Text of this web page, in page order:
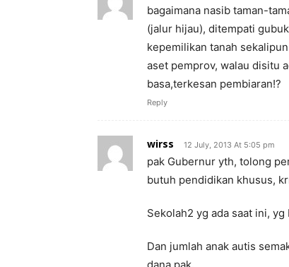
bagaimana nasib taman-
(jalur hijau), ditempati
kepemilikan tanah
aset pemprov, walau disitu
basa,terkesan pembiaran!?
Reply
wirss 12 July, 2013 At 5:05 pm
pak Gubernur yth, tolong
butuh pendidikan khusus,
Sekolah2 yg ada saat ini,
Dan jumlah anak autis